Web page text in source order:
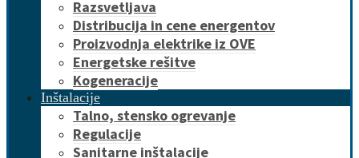
Razsvetljava
Distribucija in cene energentov
Proizvodnja elektrike iz OVE
Energetske rešitve
Kogeneracije
Inštalacije
Talno, stensko ogrevanje
Regulacije
Sanitarne inštalacije